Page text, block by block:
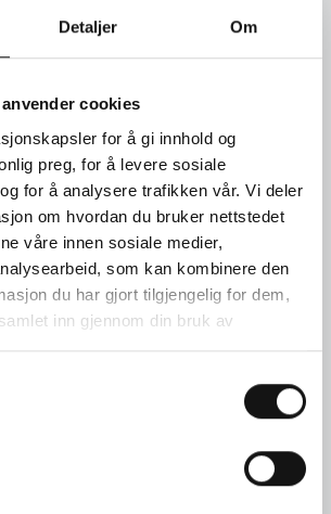
Detaljer Om
cookies
for å gi innhold og
preg, for å levere sosiale
for å analysere trafikken vår. Vi deler
om hvordan du bruker nettstedet
våre innen sosiale medier,
som kan kombinere den
du har gjort tilgjengelig for dem,
inn gjennom din bruk av
000,-